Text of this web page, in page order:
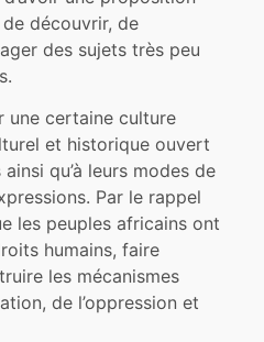
découvrir, de
des sujets très peu
une certaine culture
et historique ouvert
qu’à leurs modes de
Par le rappel
les peuples africains ont
humains, faire
les mécanismes
de l’oppression et